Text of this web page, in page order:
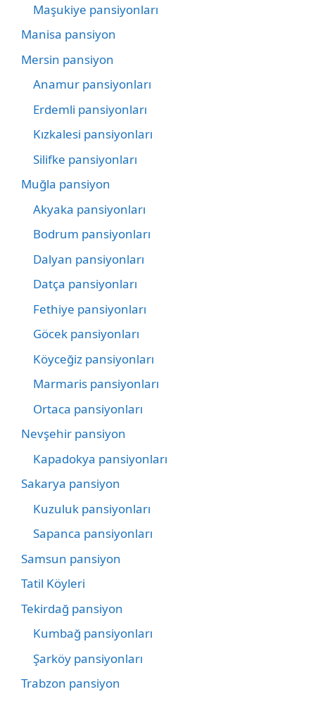
Maşukiye pansiyonları
Manisa pansiyon
Mersin pansiyon
Anamur pansiyonları
Erdemli pansiyonları
Kızkalesi pansiyonları
Silifke pansiyonları
Muğla pansiyon
Akyaka pansiyonları
Bodrum pansiyonları
Dalyan pansiyonları
Datça pansiyonları
Fethiye pansiyonları
Göcek pansiyonları
Köyceğiz pansiyonları
Marmaris pansiyonları
Ortaca pansiyonları
Nevşehir pansiyon
Kapadokya pansiyonları
Sakarya pansiyon
Kuzuluk pansiyonları
Sapanca pansiyonları
Samsun pansiyon
Tatil Köyleri
Tekirdağ pansiyon
Kumbağ pansiyonları
Şarköy pansiyonları
Trabzon pansiyon